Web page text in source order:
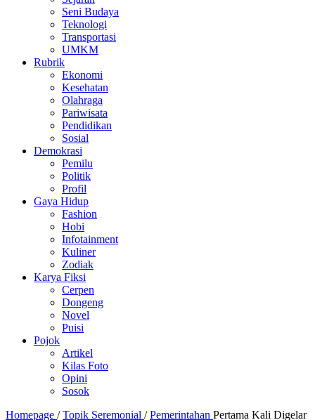
Seni Budaya
Teknologi
Transportasi
UMKM
Rubrik
Ekonomi
Kesehatan
Olahraga
Pariwisata
Pendidikan
Sosial
Demokrasi
Pemilu
Politik
Profil
Gaya Hidup
Fashion
Hobi
Infotainment
Kuliner
Zodiak
Karya Fiksi
Cerpen
Dongeng
Novel
Puisi
Pojok
Artikel
Kilas Foto
Opini
Sosok
Homepage / Topik Seremonial / Pemerintahan Pertama Kali Digelar